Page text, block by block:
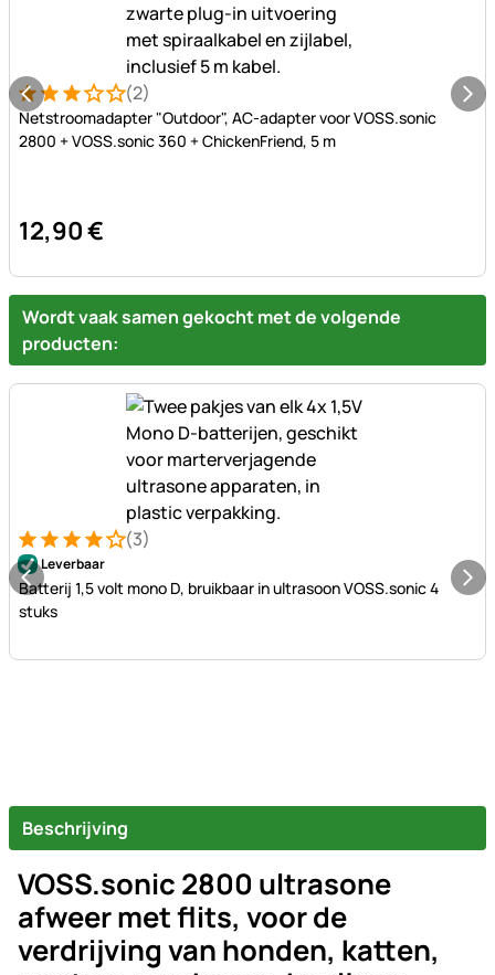
Beoordeling: 3 van 5 (2 beoordelingen)
2 Bewertungen
(2)
Netstroomadapter "Outdoor", AC-adapter voor VOSS.sonic
2800 + VOSS.sonic 360 + ChickenFriend, 5 m
12,90€
Wordt vaak samen gekocht met de volgende
producten:
Beoordeling: 4 van 5 (3 beoordelingen)
3 Bewertungen
(3)
Leverbaar
Batterij 1,5 volt mono D, bruikbaar in ultrasoon VOSS.sonic 4
stuks
Beschrijving
VOSS.sonic 2800 ultrasone
afweer met flits, voor de
verdrijving van honden, katten,